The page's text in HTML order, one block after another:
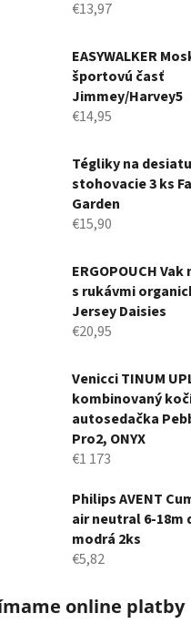
€13,97
EASYWALKER
športovú časť
Jimmey/Harvey5
€14,95
Tégliky na desiatu
stohovacie 3 ks
Garden
€15,90
ERGOPOUCH
s rukávmi
Jersey Daisies
€20,95
Venicci TINUM
kombinovaný
autosedačka
Pro2, ONYX
€1 173
Philips AVENT
air neutral 6-18m
modrá 2ks
€5,82
online platby